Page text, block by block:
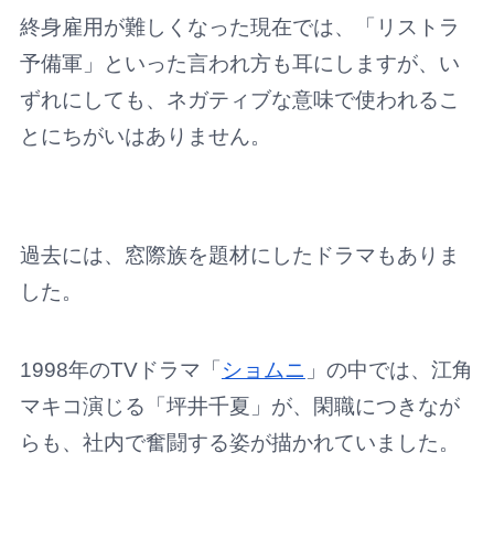
終身雇用が難しくなった現在では、「リストラ
予備軍」といった言われ方も耳にしますが、い
ずれにしても、ネガティブな意味で使われるこ
とにちがいはありません。
過去には、窓際族を題材にしたドラマもありま
した。
1998年のTVドラマ「ショムニ 」の中では、江角
マキコ演じる「坪井千夏」が、閑職につきなが
らも、社内で奮闘する姿が描かれていました。